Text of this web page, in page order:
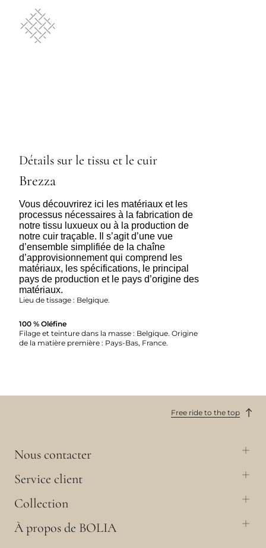
Détails sur le tissu et le cuir
Brezza
Vous découvrirez ici les matériaux et les
processus nécessaires à la fabrication de
notre tissu luxueux ou à la production de
notre cuir traçable. Il s’agit d’une vue
d’ensemble simplifiée de la chaîne
d’approvisionnement qui comprend les
matériaux, les spécifications, le principal
pays de production et le pays d’origine des
matériaux.
Lieu de tissage : Belgique.
100 % Oléfine
Filage et teinture dans la masse : Belgique. Origine
de la matière première : Pays-Bas, France.
Free ride to the top
Nous contacter
Service client
Collection
À propos de BOLIA